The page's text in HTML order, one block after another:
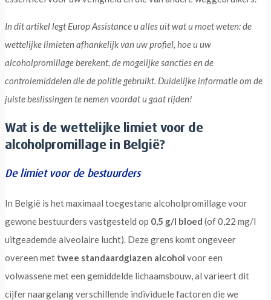
In dit artikel legt Europ Assistance u alles uit wat u moet weten: de
wettelijke limieten afhankelijk van uw profiel, hoe u uw
alcoholpromillage berekent, de mogelijke sancties en de
controlemiddelen die de politie gebruikt. Duidelijke informatie om de
juiste beslissingen te nemen voordat u gaat rijden!
Wat is de wettelijke limiet voor de
alcoholpromillage in België?
De limiet voor de bestuurders
In België is het maximaal toegestane alcoholpromillage voor
gewone bestuurders vastgesteld op 0,5 g/l bloed (of 0,22 mg/l
uitgeademde alveolaire lucht). Deze grens komt ongeveer
overeen met twee standaardglazen alcohol voor een
volwassene met een gemiddelde lichaamsbouw, al varieert dit
cijfer naargelang verschillende individuele factoren die we